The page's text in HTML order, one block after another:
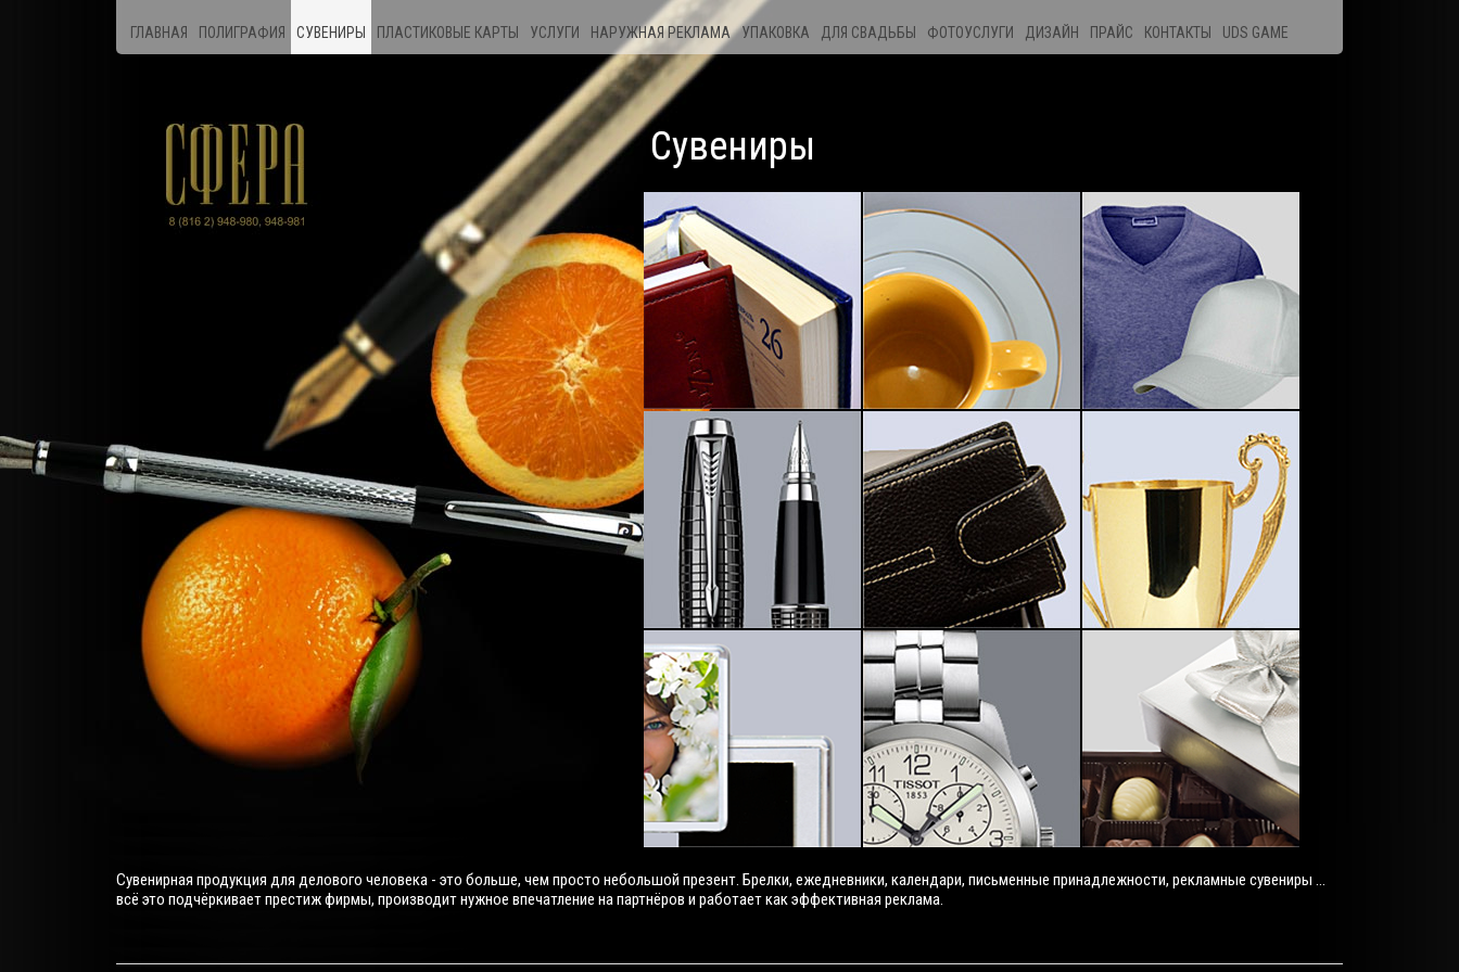
ГЛАВНАЯ ПОЛИГРАФИЯ СУВЕНИРЫ ПЛАСТИКОВЫЕ КАРТЫ УСЛУГИ НАРУЖНАЯ РЕКЛАМА УПАКОВКА ДЛЯ СВАДЬБЫ ФОТОУСЛУГИ ДИЗАЙН ПРАЙС КОНТАКТЫ UDS GAME
Сувениры
Сувенирная продукция для делового человека - это больше, чем просто небольшой презент. Брелки, ежедневники, календари, письменные принадлежности, рекламные сувениры ...
всё это подчёркивает престиж фирмы, производит нужное впечатление на партнёров и работает как эффективная реклама.